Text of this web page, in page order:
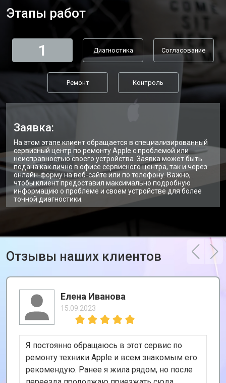
Этапы работ
1 Диагностика Согласование
Ремонт Контроль
Заявка:
На этом этапе клиент обращается в специализированный
сервисный центр по ремонту Apple с проблемой или
неисправностью своего устройства. Заявка может быть
подана как лично в офисе сервисного центра, так и через
онлайн-форму на веб-сайте или по телефону. Важно,
чтобы клиент предоставил максимально подробную
информацию о проблеме и своем устройстве для более
точной диагностики.
Отзывы наших клиентов
Елена Иванова
15.09.2023
Я постоянно обращаюсь в этот сервис по
ремонту техники Apple и всем знакомым его
рекомендую. Ранее я жила рядом, но после